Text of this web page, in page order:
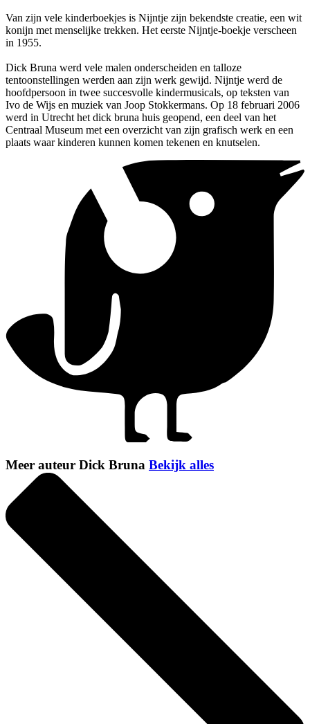
Van zijn vele kinderboekjes is Nijntje zijn bekendste creatie, een wit
konijn met menselijke trekken. Het eerste Nijntje-boekje verscheen
in 1955.
Dick Bruna werd vele malen onderscheiden en talloze
tentoonstellingen werden aan zijn werk gewijd. Nijntje werd de
hoofdpersoon in twee succesvolle kindermusicals, op teksten van
Ivo de Wijs en muziek van Joop Stokkermans. Op 18 februari 2006
werd in Utrecht het dick bruna huis geopend, een deel van het
Centraal Museum met een overzicht van zijn grafisch werk en een
plaats waar kinderen kunnen komen tekenen en knutselen.
Meer auteur Dick Bruna Bekijk alles